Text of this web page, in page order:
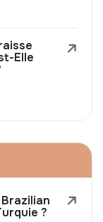
Elle
?